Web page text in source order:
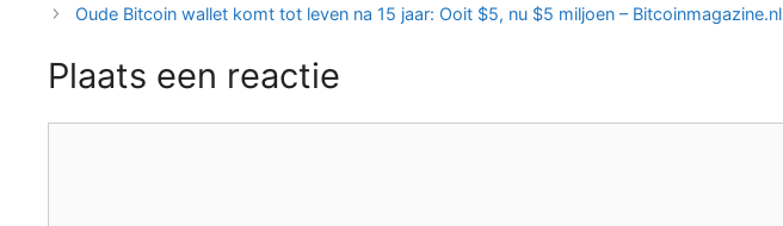
Oude Bitcoin wallet komt tot leven na 15 jaar: Ooit $5, nu $5 miljoen – Bitcoinmagazine.nl
Plaats een reactie